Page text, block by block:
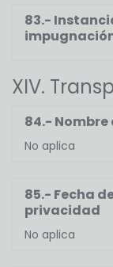
83.-
XIV.
84.-
No aplica
85.- Fecha
privacidad
No aplica